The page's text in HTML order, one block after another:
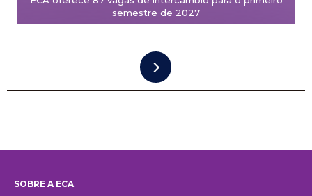
semestre de 2027
SOBRE A ECA